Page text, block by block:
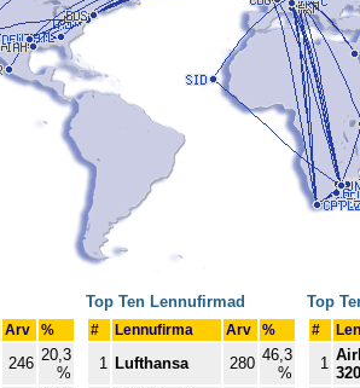
Arv %
246 20,3
%
Top Ten Lennufirmad
# Lennufirma Arv %
1 Lufthansa 280 46,3
%
Top
#
1
320